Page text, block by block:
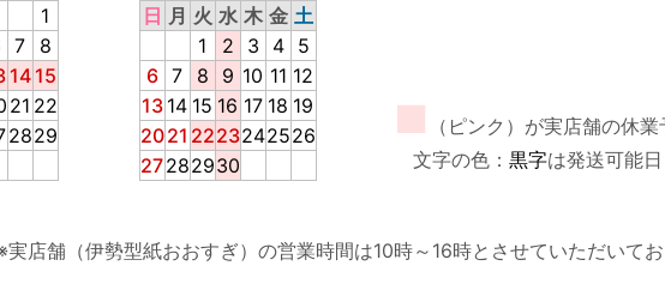
1
7
8
14 15
21 22
2829
日 月 火 水 木 金 土
1
2 3 4
5
6 7 8 9 10 11 12
13 14 15 16 17 18 19
2021 2223242526
27282930
■
（ピンク）が実店舗の休業
文字の色： 黒字は発送可能日
実店舗（伊勢型紙おおすぎ）の営業時間は10時～16時とさせていただいてお